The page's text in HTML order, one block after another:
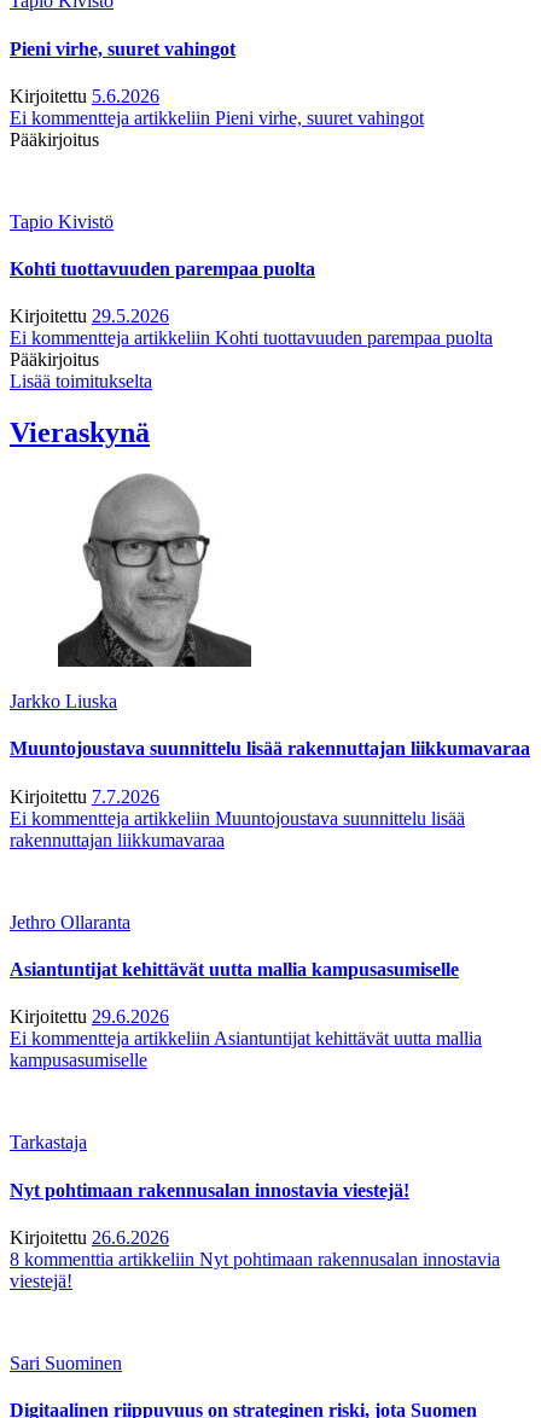
Pieni virhe, suuret vahingot
Kirjoitettu 5.6.2026
Ei kommentteja artikkeliin Pieni virhe, suuret vahingot
Pääkirjoitus
Tapio Kivistö
Kohti tuottavuuden parempaa puolta
Kirjoitettu 29.5.2026
Ei kommentteja artikkeliin Kohti tuottavuuden parempaa puolta
Pääkirjoitus
Lisää toimitukselta
Vieraskynä
Jarkko Liuska
Muuntojoustava suunnittelu lisää rakennuttajan liikkumavaraa
Kirjoitettu 7.7.2026
Ei kommentteja artikkeliin Muuntojoustava suunnittelu lisää
rakennuttajan liikkumavaraa
Jethro Ollaranta
Asiantuntijat kehittävät uutta mallia kampusasumiselle
Kirjoitettu 29.6.2026
Ei kommentteja artikkeliin Asiantuntijat kehittävät uutta mallia
kampusasumiselle
Tarkastaja
Nyt pohtimaan rakennusalan innostavia viestejä!
Kirjoitettu 26.6.2026
8 kommenttia artikkeliin Nyt pohtimaan rakennusalan innostavia
viestejä!
Sari Suominen
Digitaalinen riippuvuus on strateginen riski, jota Suomen